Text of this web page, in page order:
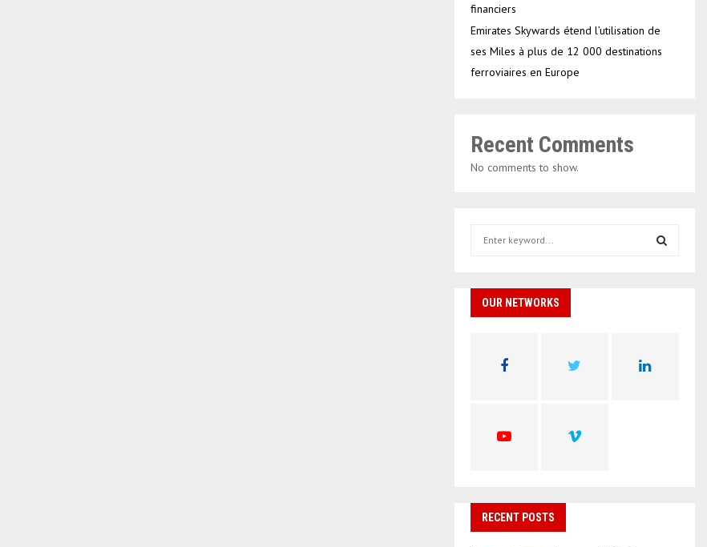
financiers
Emirates Skywards étend l’utilisation de
ses Miles à plus de 12 000 destinations
ferroviaires en Europe
Recent Comments
No comments to show.
h
OUR NETWORKS
RECENT POSTS